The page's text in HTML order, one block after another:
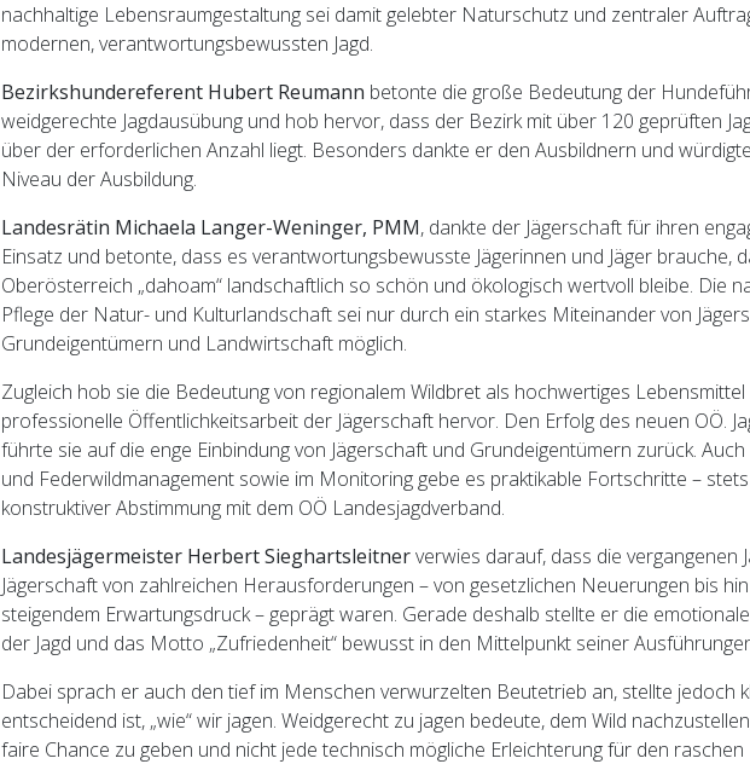
nachhaltige Lebensraumgestaltung sei damit gelebter Naturschutz und zentraler
modernen, verantwortungsbewussten Jagd.
Bezirkshundereferent Hubert Reumann betonte die große Bedeutung der
weidgerechte Jagdausübung und hob hervor, dass der Bezirk mit über 120 geprüften
über der erforderlichen Anzahl liegt. Besonders dankte er den Ausbildnern und
Niveau der Ausbildung.
Landesrätin Michaela Langer-Weninger, PMM, dankte der Jägerschaft für ihren
Einsatz und betonte, dass es verantwortungsbewusste Jägerinnen und Jäger brauche,
Oberösterreich „dahoam“ landschaftlich so schön und ökologisch wertvoll bleibe. Die
Pflege der Natur- und Kulturlandschaft sei nur durch ein starkes Miteinander von
Grundeigentümern und Landwirtschaft möglich.
Zugleich hob sie die Bedeutung von regionalem Wildbret als hochwertiges
professionelle Öffentlichkeitsarbeit der Jägerschaft hervor. Den Erfolg des neuen OÖ.
führte sie auf die enge Einbindung von Jägerschaft und Grundeigentümern zurück. Auch
und Federwildmanagement sowie im Monitoring gebe es praktikable Fortschritte –
konstruktiver Abstimmung mit dem OÖ Landesjagdverband.
Landesjägermeister Herbert Sieghartsleitnerverwies darauf, dass die vergangenen
Jägerschaft von zahlreichen Herausforderungen – von gesetzlichen Neuerungen bis
steigendem Erwartungsdruck – geprägt waren. Gerade deshalb stellte er die
der Jagd und das Motto „Zufriedenheit“ bewusst in den Mittelpunkt seiner
Dabei sprach er auch den tief im Menschen verwurzelten Beutetrieb an, stellte jedoch
entscheidend ist, „wie“ wir jagen. Weidgerecht zu jagen bedeute, dem Wild
faire Chance zu geben und nicht jede technisch mögliche Erleichterung für den raschen